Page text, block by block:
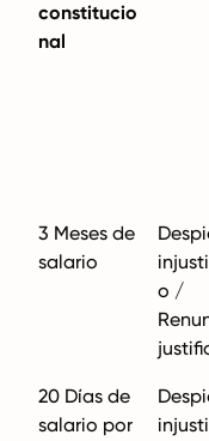
constitucio
nal
3 Meses de
salario
o /
20 Días de
salario por